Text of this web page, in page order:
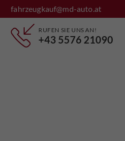
fahrzeugkauf@md-auto.at
RUFEN SIE UNS AN!
+43 5576 21090